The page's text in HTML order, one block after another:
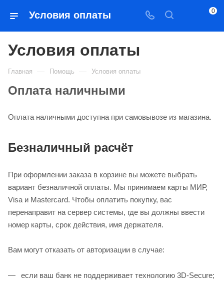
Условия оплаты 0
Условия оплаты
Главная — Помощь — Условия оплаты
Оплата наличными
Оплата наличными доступна при самовывозе из магазина.
Безналичный расчёт
При оформлении заказа в корзине вы можете выбрать
вариант безналичной оплаты. Мы принимаем карты МИР,
Visa и Mastercard. Чтобы оплатить покупку, вас
перенаправит на сервер системы, где вы должны ввести
номер карты, срок действия, имя держателя.
Вам могут отказать от авторизации в случае:
если ваш банк не поддерживает технологию 3D-Secure;